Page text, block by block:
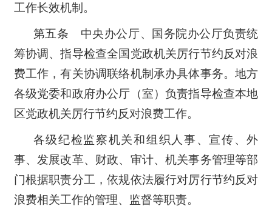
工作长效机制。
第五条 中央办公厅、国务院办公厅负责统
筹协调、指导检查全国党政机关厉行节约反对浪
费工作，有关协调联络机制承办具体事务。地方
各级党委和政府办公厅（室）负责指导检查本地
区党政机关厉行节约反对浪费工作。
各级纪检监察机关和组织人事、宣传、外
事、发展改革、财政、审计、机关事务管理等部
门根据职责分工，依规依法履行对厉行节约反对
浪费相关工作的管理、监督等职责。